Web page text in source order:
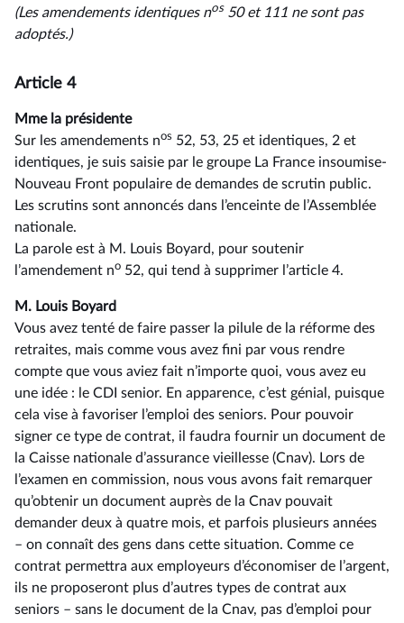
(Les amendements identiques nos 50 et 111 ne sont pas
adoptés.)
Article 4
Mme la présidente
Sur les amendements nos 52, 53, 25 et identiques, 2 et
identiques, je suis saisie par le groupe La France insoumise-
Nouveau Front populaire de demandes de scrutin public.
Les scrutins sont annoncés dans l’enceinte de l’Assemblée
nationale.
La parole est à M. Louis Boyard, pour soutenir
l’amendement no 52, qui tend à supprimer l’article 4.
M. Louis Boyard
Vous avez tenté de faire passer la pilule de la réforme des
retraites, mais comme vous avez fini par vous rendre
compte que vous aviez fait n’importe quoi, vous avez eu
une idée : le CDI senior. En apparence, c’est génial, puisque
cela vise à favoriser l’emploi des seniors. Pour pouvoir
signer ce type de contrat, il faudra fournir un document de
la Caisse nationale d’assurance vieillesse (Cnav). Lors de
l’examen en commission, nous vous avons fait remarquer
qu’obtenir un document auprès de la Cnav pouvait
demander deux à quatre mois, et parfois plusieurs années
–⁠ on connaît des gens dans cette situation. Comme ce
contrat permettra aux employeurs d’économiser de l’argent,
ils ne proposeront plus d’autres types de contrat aux
seniors –⁠ sans le document de la Cnav, pas d’emploi pour